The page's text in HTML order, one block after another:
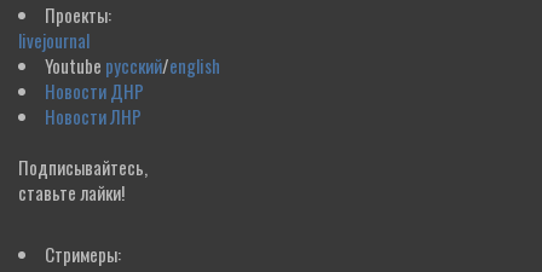
Проекты:
livejournal
Youtube русский/english
Новости ДНР
Новости ЛНР
Подписывайтесь,
ставьте лайки!
Стримеры: